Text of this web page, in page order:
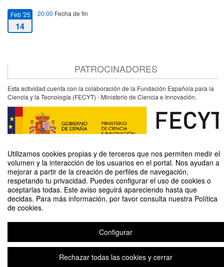
Utilizamos cookies propias y de terceros que nos permiten medir el
volumen y la interacción de los usuarios en el portal. Nos ayudan a
mejorar a partir de la creación de perfiles de navegación,
respetando tu privacidad. Puedes configurar el uso de cookies o
aceptarlas todas. Este aviso seguirá apareciendo hasta que
decidas. Para más información, por favor consulta nuestra Política
de cookies.
Configurar
Rechazar todas las cookies y cerrar
Feb '25
14
20:00 Fecha de fin
PATROCINADORES
Esta actividad cuenta con la colaboración de la Fundación Española para la
Ciencia y la Tecnología (FECYT) - Ministerio de Ciencia e Innovación.
Humanos y Algoritmos: La era de la Inteligencia Artificial
Organizado por Unidad de Cultura Científica y de la Innovación (UCC+I)
Aviso legal|Contacto
Plataforma de organización de eventos Symposium
Copyright © 2026